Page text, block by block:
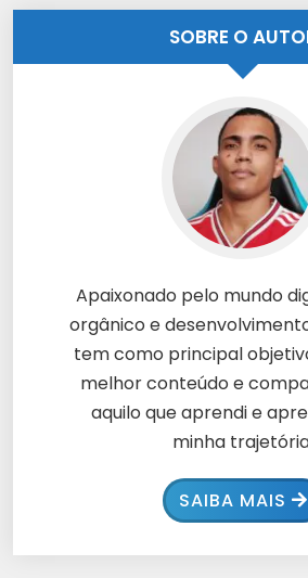
SOBRE O
Apaixonado pelo mundo
orgânico e
tem como principal
melhor conteúdo e
aquilo que aprendi e
minha
SAIBA MAIS